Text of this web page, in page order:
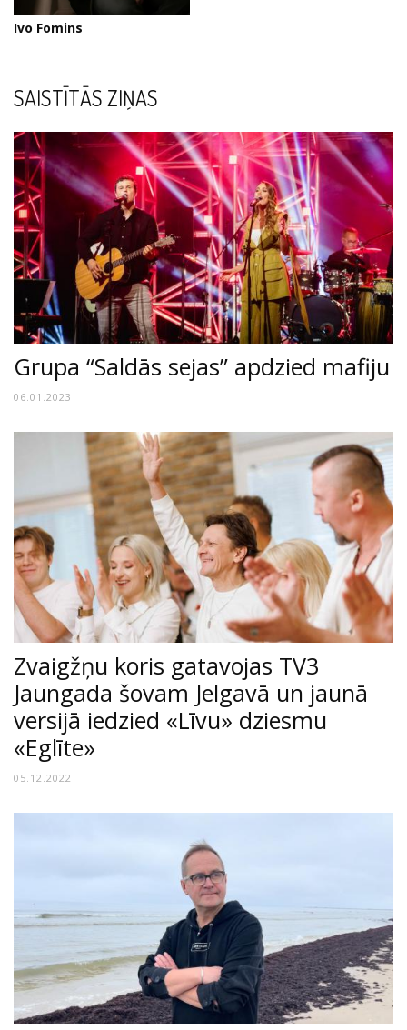
Ivo Fomins
SAISTĪTĀS ZIŅAS
Grupa “Saldās sejas” apdzied mafiju
06.01.2023
Zvaigžņu koris gatavojas TV3
Jaungada šovam Jelgavā un jaunā
versijā iedzied «Līvu» dziesmu
«Eglīte»
05.12.2022